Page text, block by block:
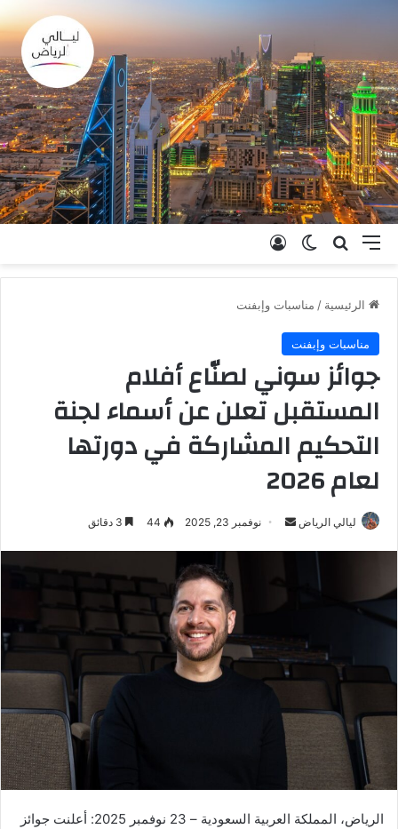
القائمة بحث عنالوضع المظلم
الرئيسية / مناسبات وإبفنت
مناسبات وإبفنت
جوائز سوني لصنّاع أفلام
المستقبل تعلن عن أسماء لجنة
التحكيم المشاركة في دورتها
لعام 2026
ليالي الرياض
د
إ
ل
و
نوفمبر 23, 2025 44
الرياض، المملكة العربية السعودية – 23 نوفمبر 2025: أعلنت جوائز